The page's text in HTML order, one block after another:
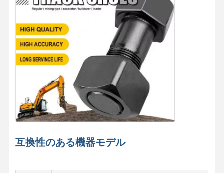
トラックの車輪のボルト
ボルトおよびナット
トラック靴のボルト
互換性のある機器モデル